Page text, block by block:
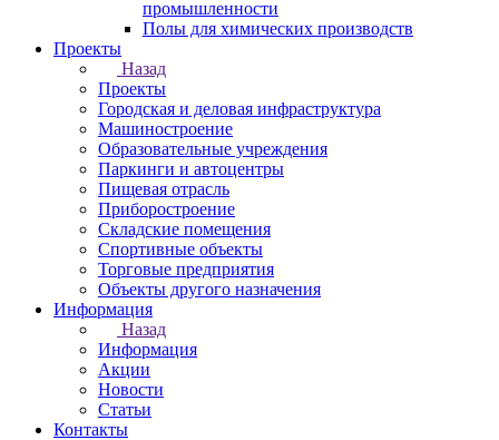
промышленности
Полы для химических производств
Проекты
Назад
Проекты
Городская и деловая инфраструктура
Машиностроение
Образовательные учреждения
Паркинги и автоцентры
Пищевая отрасль
Приборостроение
Складские помещения
Спортивные объекты
Торговые предприятия
Объекты другого назначения
Информация
Назад
Информация
Акции
Новости
Статьи
Контакты